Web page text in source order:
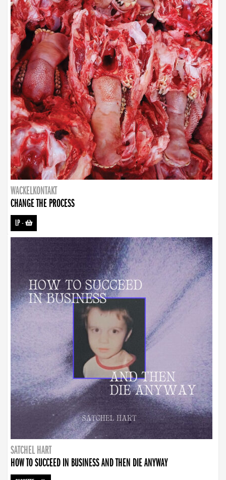
WACKELKONTAKT
CHANGE THE PROCESS
LP-
SATCHEL HART
HOW TO SUCCEED IN BUSINESS AND THEN DIE ANYWAY